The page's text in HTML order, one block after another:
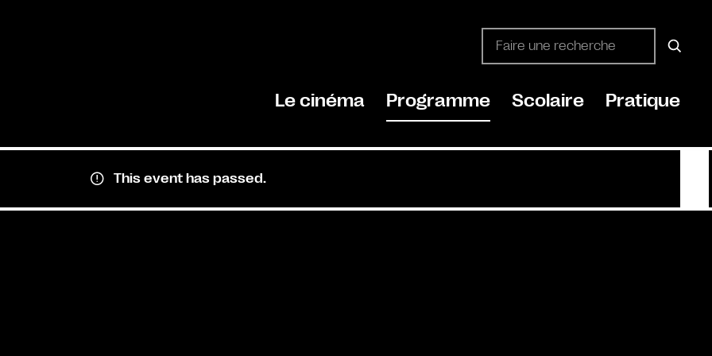
Le cinéma Programme Scolaire Pratique
This event has passed.